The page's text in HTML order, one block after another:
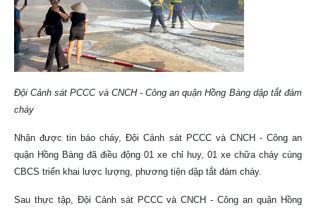
Đội Cảnh sát PCCC và CNCH - Công an quận Hồng Bàng dập tắt đám
cháy
Nhận được tin báo cháy, Đội Cảnh sát PCCC và CNCH - Công an
quận Hồng Bàng đã điều động 01 xe chỉ huy, 01 xe chữa cháy cùng
CBCS triển khai lược lượng, phương tiện dập tắt đám cháy.
Sau thực tập, Đội Cảnh sát PCCC và CNCH - Công an quận Hồng